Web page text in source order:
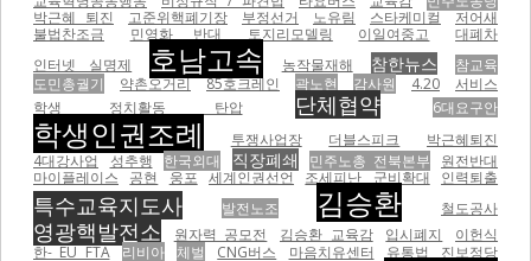
박근혜 퇴진
고준위핵폐기장 부정선거 노유림 스타케미컬
저어새
불법찬조금
민영화 반대 토지리모델링 이일여중고
대폐차
인터넷 실명제
호남고속 농작물재해 참한뉴스
참교육
도민총궐기
약촌오거리 85호크레인 곽노현 감사원 4.20
서비스
학생 정치활동 탄압
단체협약 6대요구안
학생인권조례 투쟁사업장 더블스피크
박근혜퇴진
4대강사업
성추행 한국외대 직장폐쇄 민주노총 전북본부
원전반대
마이플레이스
공현 웅포 세계인권선언 조세피난 군비확대 인력퇴출
특수교육지도사 발전노조 김승환 철도공사
영광핵발전소 원자력 공모전 김승환 교육감 입시폐지
이헌식
한- EU FTA
리비아 체벌 CNG버스 마음치유센터 유통법
진보정당